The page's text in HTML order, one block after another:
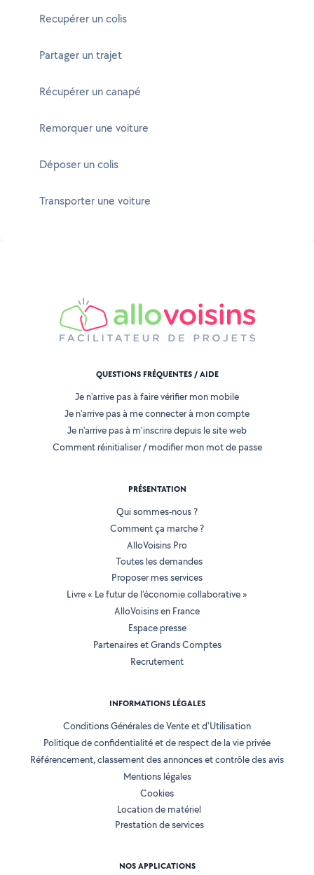
Recupérer un colis
Partager un trajet
Récupérer un canapé
Remorquer une voiture
Déposer un colis
Transporter une voiture
QUESTIONS FRÉQUENTES / AIDE
Je n'arrive pas à faire vérifier mon mobile
Je n'arrive pas à me connecter à mon compte
Je n'arrive pas à m'inscrire depuis le site web
Comment réinitialiser / modifier mon mot de passe
PRÉSENTATION
Qui sommes-nous ?
Comment ça marche ?
AlloVoisins Pro
Toutes les demandes
Proposer mes services
Livre « Le futur de l'économie collaborative »
AlloVoisins en France
Espace presse
Partenaires et Grands Comptes
Recrutement
INFORMATIONS LÉGALES
Conditions Générales de Vente et d'Utilisation
Politique de confidentialité et de respect de la vie privée
Référencement, classement des annonces et contrôle des avis
Mentions légales
Cookies
Location de matériel
Prestation de services
NOS APPLICATIONS